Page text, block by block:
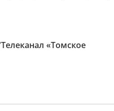
«Томское